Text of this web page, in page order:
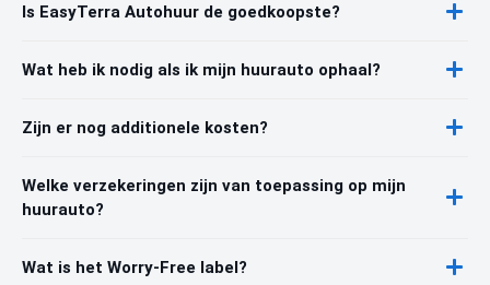
Is EasyTerra Autohuur de goedkoopste?
Wat heb ik nodig als ik mijn huurauto ophaal?
Zijn er nog additionele kosten?
Welke verzekeringen zijn van toepassing op mijn
huurauto?
Wat is het Worry-Free label?